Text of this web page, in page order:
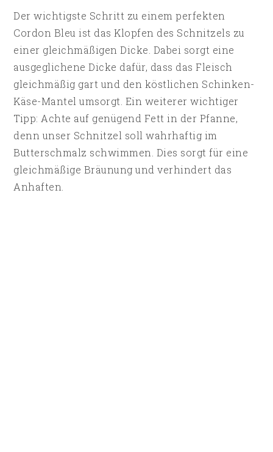
Der wichtigste Schritt zu einem perfekten
Cordon Bleu ist das Klopfen des Schnitzels zu
einer gleichmäßigen Dicke. Dabei sorgt eine
ausgeglichene Dicke dafür, dass das Fleisch
gleichmäßig gart und den köstlichen Schinken-
Käse-Mantel umsorgt. Ein weiterer wichtiger
Tipp: Achte auf genügend Fett in der Pfanne,
denn unser Schnitzel soll wahrhaftig im
Butterschmalz schwimmen. Dies sorgt für eine
gleichmäßige Bräunung und verhindert das
Anhaften.